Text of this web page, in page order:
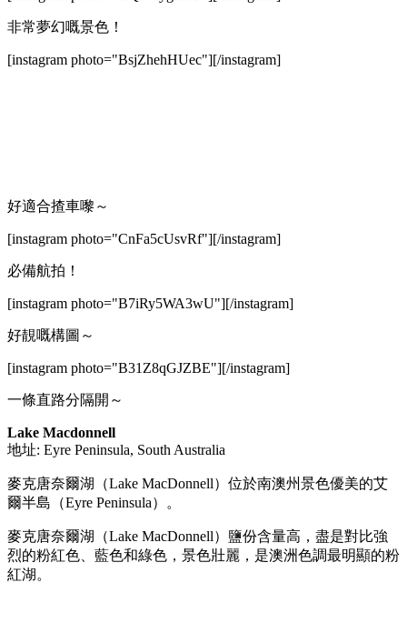
非常夢幻嘅景色！
[instagram photo="BsjZhehHUec"][/instagram]
好適合揸車嚟～
[instagram photo="CnFa5cUsvRf"][/instagram]
必備航拍！
[instagram photo="B7iRy5WA3wU"][/instagram]
好靚嘅構圖～
[instagram photo="B31Z8qGJZBE"][/instagram]
一條直路分隔開～
Lake Macdonnell
地址: Eyre Peninsula, South Australia
麥克唐奈爾湖（Lake MacDonnell）位於南澳州景色優美的艾
爾半島（Eyre Peninsula）。
麥克唐奈爾湖（Lake MacDonnell）鹽份含量高，盡是對比強
烈的粉紅色、藍色和綠色，景色壯麗，是澳洲色調最明顯的粉
紅湖。